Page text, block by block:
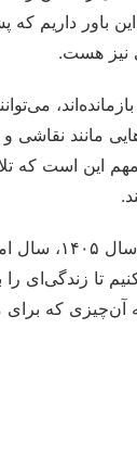
این باور داریم
نیز هست.
مانند نقاشی
مهم این است که
پس من می‌گویم که
تا زندگی‌ای را
آن‌چیزی که برای